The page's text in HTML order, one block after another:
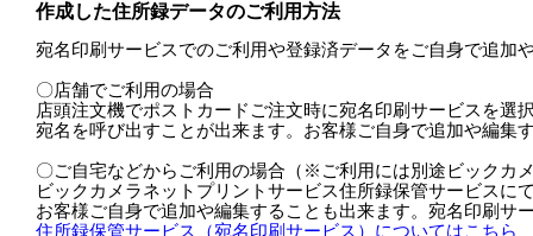
作成した住所録データのご利用方法
宛名印刷サービスでのご利用や登録済データをご自身で追加
〇店舗でご利用の場合
店頭注文機でポストカードご注文時に宛名印刷サービスを選
宛名を呼び出すことが出来ます。お客様ご自身で追加や編集
〇ご自宅などからご利用の場合（※ご利用には別途ビックカ
ビックカメラネットプリントサービス住所録保管サービス
住所録保管サービス（宛名印刷サービス）についてはこちら